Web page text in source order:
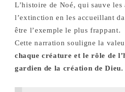
L’histoire de Noé, qui sauve les
l’extinction en les accueillant
être l’exemple le plus frappant.
Cette narration souligne la
chaque créature et le rôle de
gardien de la création de Dieu.